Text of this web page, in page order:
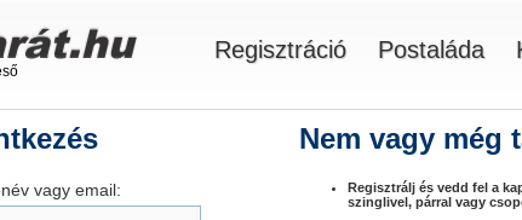
Regisztráció Postaláda
vagy email:
Nem vagy még
Regisztrálj és vedd fel a
szinglivel, párral vagy